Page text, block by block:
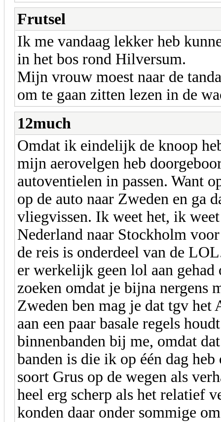
Frutsel
Ik me vandaag lekker heb
in het bos rond Hilversum.
Mijn vrouw moest naar de
om te gaan zitten lezen in de
12much
Omdat ik eindelijk de knoop
mijn aerovelgen heb
autoventielen in passen. Want
op de auto naar Zweden en ga
vliegvissen. Ik weet het, ik
Nederland naar Stockholm
de reis is onderdeel van de
er werkelijk geen lol aan
zoeken omdat je bijna nergens
Zweden ben mag je dat tgv
aan een paar basale regels
binnenbanden bij me, omdat
banden is die ik op één dag
soort Grus op de wegen als
heel erg scherp als het relatief
konden daar onder sommige